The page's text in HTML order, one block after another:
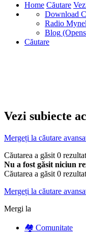
Home Căutare
Download
Radio
Blog
Căutare
Vezi subiecte
Mergeți la căutare
Căutarea a găsit 0
Nu a fost găsit niciun
Căutarea a găsit 0
Mergeți la căutare
Mergi la
🏘️ Comunitate